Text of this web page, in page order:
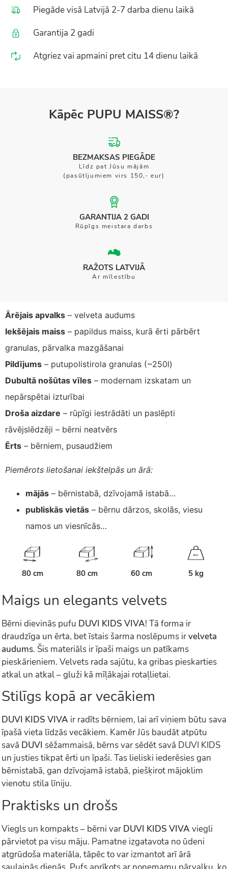
Piegāde visā Latvijā 2-7 darba dienu laikā
Garantija 2 gadi
Atgriez vai apmaini pret citu 14 dienu laikā
Kāpēc PUPU MAISS®?
BEZMAKSAS PIEGĀDE
Līdz pat Jūsu mājām
(pasūtījumiem virs 150,- eur)
GARANTIJA 2 GADI
Rūpīgs meistara darbs
RAŽOTS LATVIJĀ
Ar mīlestību
Ārējais apvalks – velveta audums
Iekšējais maiss – papildus maiss, kurā ērti pārbērt
granulas, pārvalka mazgāšanai
Pildījums – putupolistirola granulas (~250l)
Dubultā nošūtas vīles – modernam izskatam un
nepārspētai izturībai
Droša aizdare – rūpīgi iestrādāti un paslēpti
rāvējslēdzēji – bērni neatvērs
Ērts – bērniem, pusaudžiem
Piemērots lietošanai iekštelpās un ārā:
mājās – bērnistabā, dzīvojamā istabā…
publiskās vietās – bērnu dārzos, skolās, viesu
namos un viesnīcās…
80 cm 80 cm 60 cm
KG
5 kg
Maigs un elegants velvets
Bērni dievinās pufu DUVI KIDS VIVA! Tā forma ir
draudzīga un ērta, bet īstais šarma noslēpums irvelveta
audums. Šis materiāls ir īpaši maigs un patīkams
pieskārieniem. Velvets rada sajūtu, ka gribas pieskarties
atkal un atkal – gluži kā mīļākajai rotaļlietai.
Stilīgs kopā ar vecākiem
DUVI KIDS VIVA ir radīts bērniem, lai arī viņiem būtu sava
īpašā vieta līdzās vecākiem. Kamēr Jūs baudāt atpūtu
savā DUVI sēžammaisā, bērns var sēdēt savā DUVI KIDS
un justies tikpat ērti un īpaši. Tas lieliski iederēsies gan
bērnistabā, gan dzīvojamā istabā, piešķirot mājoklim
vienotu stila līniju.
Praktisks un drošs
Viegls un kompakts – bērni var DUVI KIDS VIVA viegli
pārvietot pa visu māju. Pamatne izgatavota no ūdeni
atgrūdoša materiāla, tāpēc to var izmantot arī ārā